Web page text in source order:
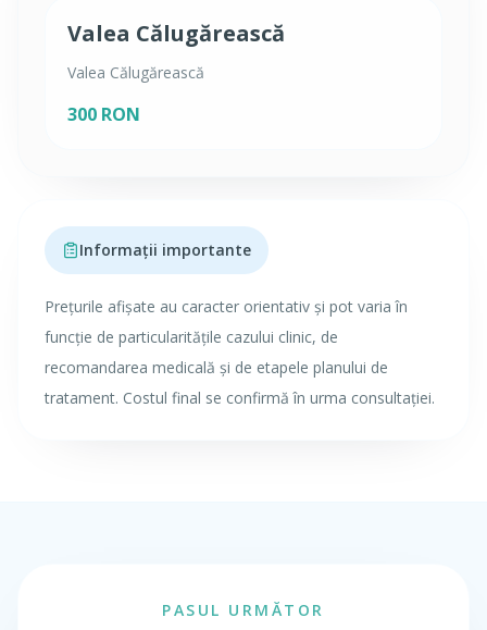
Valea Călugărească
Valea Călugărească
300 RON
Informații importante
Prețurile afișate au caracter orientativ și pot varia în
funcție de particularitățile cazului clinic, de
recomandarea medicală și de etapele planului de
tratament. Costul final se confirmă în urma consultației.
PASUL URMĂTOR